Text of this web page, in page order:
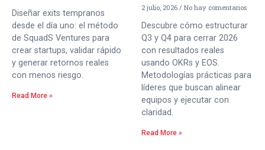
Diseñar exits tempranos
desde el día uno: el método
de SquadS Ventures para
crear startups, validar rápido
y generar retornos reales
con menos riesgo.
Read More »
2 julio, 2026 No hay comentarios
Descubre cómo estructurar
Q3 y Q4 para cerrar 2026
con resultados reales
usando OKRs y EOS.
Metodologías prácticas para
líderes que buscan alinear
equipos y ejecutar con
claridad.
Read More »